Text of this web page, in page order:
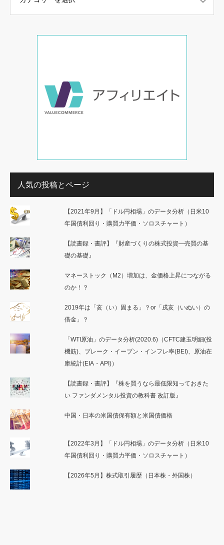
人気の投稿とページ
【2021年9月】「ドル円相場」のデータ分析（日米10
年国債利回り・購買力平価・ソロスチャート）
【読書録・書評】『財産づくりの株式投資―売買の基
礎の基礎』
マネーストック（M2）増加は、金価格上昇につながる
のか！？
2019年は「亥（い）固まる」？or「戌亥（いぬい）の
借金」？
「WTI原油」のデータ分析(2020.6)（CFTC建玉明細(投
機筋)、ブレーク・イーブン・インフレ率(BEI)、原油在
庫統計(EIA・API)）
【読書録・書評】『株を買うなら最低限知っておきた
い ファンダメンタル投資の教科書 改訂版』
中国・日本の米国債保有額と米国債価格
【2022年3月】「ドル円相場」のデータ分析（日米10
年国債利回り・購買力平価・ソロスチャート）
【2026年5月】株式取引履歴（日本株・外国株）